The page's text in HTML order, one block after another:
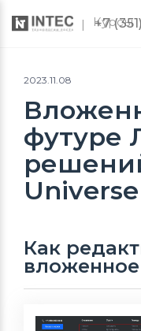
Курсы
+7
2023.11.08
футуре
Universe
Как